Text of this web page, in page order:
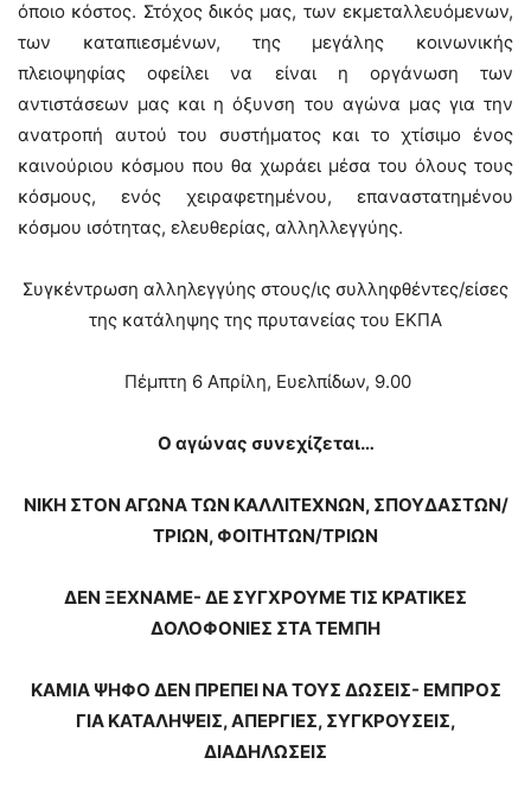
όποιο κόστος. Στόχος δικός μας, των εκμεταλλευόμενων,
των καταπιεσμένων, της μεγάλης κοινωνικής
πλειοψηφίας οφείλει να είναι η οργάνωση των
αντιστάσεων μας και η όξυνση του αγώνα μας για την
ανατροπή αυτού του συστήματος και το χτίσιμο ένος
καινούριου κόσμου που θα χωράει μέσα του όλους τους
κόσμους, ενός χειραφετημένου, επαναστατημένου
κόσμου ισότητας, ελευθερίας, αλληλλεγγύης.
Συγκέντρωση αλληλεγγύης στους/ις συλληφθέντες/είσες
της κατάληψης της πρυτανείας του ΕΚΠΑ
Πέμπτη 6 Απρίλη, Ευελπίδων, 9.00
Ο αγώνας συνεχίζεται…
ΝΙΚΗ ΣΤΟΝ ΑΓΩΝΑ ΤΩΝ ΚΑΛΛΙΤΕΧΝΩΝ, ΣΠΟΥΔΑΣΤΩΝ/
ΤΡΙΩΝ, ΦΟΙΤΗΤΩΝ/ΤΡΙΩΝ
ΔΕΝ ΞΕΧΝΑΜΕ- ΔΕ ΣΥΓΧΡΟΥΜΕ ΤΙΣ ΚΡΑΤΙΚΕΣ
ΔΟΛΟΦΟΝΙΕΣ ΣΤΑ ΤΕΜΠΗ
ΚΑΜΙΑ ΨΗΦΟ ΔΕΝ ΠΡΕΠΕΙ ΝΑ ΤΟΥΣ ΔΩΣΕΙΣ- ΕΜΠΡΟΣ
ΓΙΑ ΚΑΤΑΛΗΨΕΙΣ, ΑΠΕΡΓΙΕΣ, ΣΥΓΚΡΟΥΣΕΙΣ,
ΔΙΑΔΗΛΩΣΕΙΣ